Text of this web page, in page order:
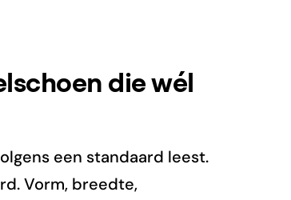
die wél
een standaard leest.
Vorm, breedte,